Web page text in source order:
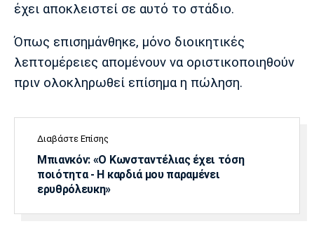
Ίντερ Μίλαν Μπάγερν
Μπορούσια
Παρί Σεν
Μαρσέιγ
Μονακό
Ερυθρός
Τότεναμ
έχει αποκλειστεί σε αυτό το στάδιο.
Όπως επισημάνθηκε, μόνο διοικητικές
λεπτομέρειες απομένουν να οριστικοποιηθούν
πριν ολοκληρωθεί επίσημα η πώληση.
Διαβάστε Επίσης
Μπιανκόν: «Ο Κωνσταντέλιας έχει τόση
ποιότητα - Η καρδιά μου παραμένει
ερυθρόλευκη»